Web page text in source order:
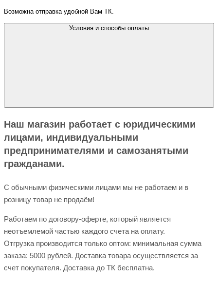
Возможна отправка удобной Вам ТК.
Условия и способы оплаты
Наш магазин работает с юридическими
лицами, индивидуальными
предпринимателями и самозанятыми
гражданами.
С обычными физическими лицами мы не работаем и в
розницу товар не продаём!
Работаем по договору-оферте, который является
неотъемлемой частью каждого счета на оплату.
Отгрузка производится только оптом: минимальная сумма
заказа: 5000 рублей. Доставка товара осуществляется за
счет покупателя. Доставка до ТК бесплатна.